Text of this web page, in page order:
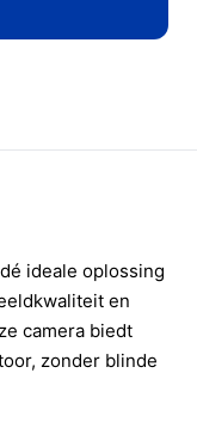
ideale oplossing
en
camera biedt
zonder blinde